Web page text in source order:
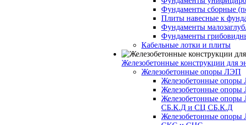
Фундаменты сборные
Плиты навесные к
Фундаменты
Фундаменты
Кабельные лотки и плиты
Железобетонные конструкции для
Железобетонные опоры ЛЭП
Железобетонные
Железобетонные
Железобетонные опоры
СБ.К.Д и СЦ СБ.К.Д
Железобетонные опоры